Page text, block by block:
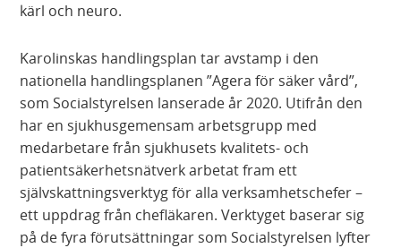
kärl och neuro.
Karolinskas handlingsplan tar avstamp i den
nationella handlingsplanen ”Agera för säker vård”,
som Socialstyrelsen lanserade år 2020. Utifrån den
har en sjukhusgemensam arbetsgrupp med
medarbetare från sjukhusets kvalitets- och
patientsäkerhetsnätverk arbetat fram ett
självskattningsverktyg för alla verksamhetschefer –
ett uppdrag från chefläkaren. Verktyget baserar sig
på de fyra förutsättningar som Socialstyrelsen lyfter